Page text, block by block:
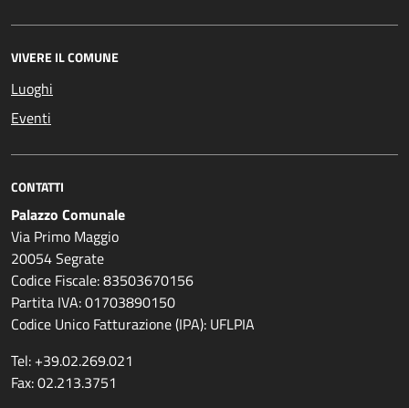
VIVERE IL COMUNE
Luoghi
Eventi
CONTATTI
Palazzo Comunale
Via Primo Maggio
20054 Segrate
Codice Fiscale: 83503670156
Partita IVA: 01703890150
Codice Unico Fatturazione (IPA): UFLPIA
Tel: +39.02.269.021
Fax: 02.213.3751